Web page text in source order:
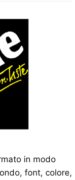
in modo
font, colore,